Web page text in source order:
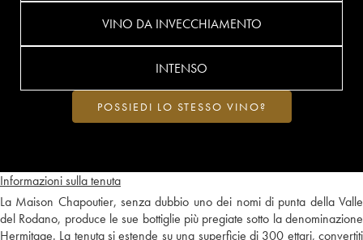
Informazioni sulla tenuta
La Maison Chapoutier, senza dubbio uno dei nomi di punta della Valle
del Rodano, produce le sue bottiglie più pregiate sotto la denominazione
Hermitage. La tenuta si estende su una superficie di 300 ettari, convertiti
VINO DA INVECCHIAMENTO
INTENSO
POSSIEDI LO STESSO VINO?